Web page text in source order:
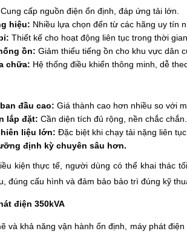
Cung cấp nguồn điện ổn định, đáp ứng tải lớn.
hiệu: Nhiều lựa chọn đến từ các hãng uy tín
Thiết kế cho hoạt động liên tục trong thời
ồn: Giảm thiểu tiếng ồn cho khu vực dân
chữa: Hệ thống điều khiển thông minh, dễ
đầu cao: Giá thành cao hơn nhiều so với
lắp đặt: Cần diện tích đủ rộng, nền chắc chắn.
liệu lớn: Đặc biệt khi chạy tải nặng liên tục.
định kỳ chuyên sâu hơn.
kiện thực tế, người dùng có thể khai thác
đúng cấu hình và đảm bảo bảo trì đúng kỹ
điện 350kVA
và khả năng vận hành ổn định, máy phát